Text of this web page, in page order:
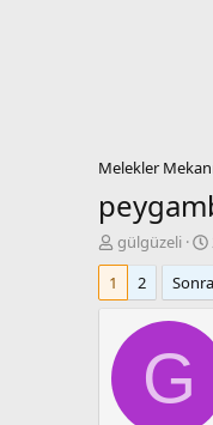
Melekler
K
o
b
y
a
gülgüzeli
l
1
2
G